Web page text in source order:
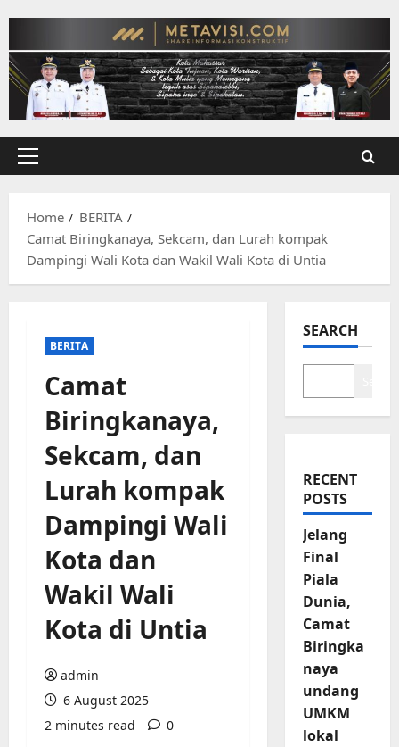
content
Primary
Home
BERITA
Camat Biringkanaya, Sekcam, dan Lurah kompak
Dampingi Wali Kota dan Wakil Wali Kota di Untia
BERITA
Camat
Biringkanaya,
Sekcam, dan
Lurah kompak
Dampingi Wali
Kota dan
Wakil Wali
Kota di Untia
admin
6 August 2025
2 minutes read
0
SEARCH
RECENT
POSTS
Jelang
Final
Piala
Dunia,
Camat
Biringka
naya
undang
UMKM
lokal